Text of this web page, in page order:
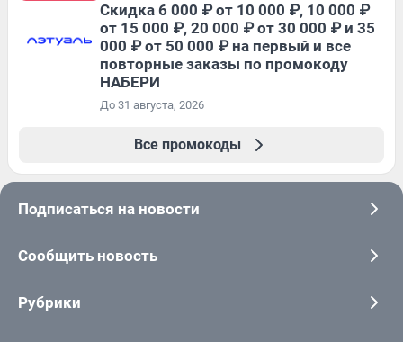
Скидка 6 000 ₽ от 10 000 ₽, 10 000 ₽
от 15 000 ₽, 20 000 ₽ от 30 000 ₽ и 35
000 ₽ от 50 000 ₽ на первый и все
повторные заказы по промокоду
НАБЕРИ
До 31 августа, 2026
Все промокоды
Подписаться на новости
Сообщить новость
Рубрики